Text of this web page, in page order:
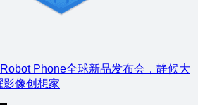
Phone全球新品发布会，静候大
影像创想家